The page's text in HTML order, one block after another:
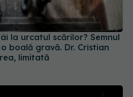
boală gravă. Dr. Cristian
limitată